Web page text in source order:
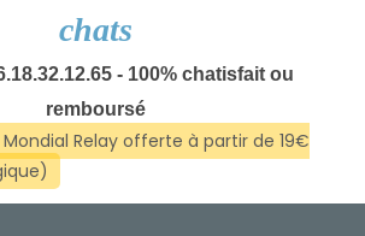
chats
- 100% chatisfait ou
remboursé